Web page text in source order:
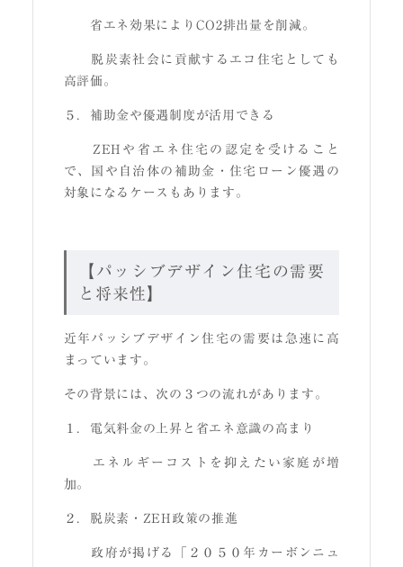
省エネ効果によりCO2排出量を削減。
脱炭素社会に貢献するエコ住宅としても
高評価。
５．補助金や優遇制度が活用できる
ZEHや省エネ住宅の認定を受けること
で、国や自治体の補助金・住宅ローン優遇の
対象になるケースもあります。
【パッシブデザイン住宅の需要
と将来性】
近年パッシブデザイン住宅の需要は急速に高
まっています。
その背景には、次の３つの流れがあります。
１．電気料金の上昇と省エネ意識の高まり
エネルギーコストを抑えたい家庭が増
加。
２．脱炭素・ZEH政策の推進
政府が掲げる「２０５０年カーボンニュ